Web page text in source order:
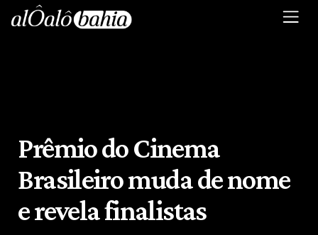
Prêmio do Cinema
Brasileiro muda de nome
e revela finalistas